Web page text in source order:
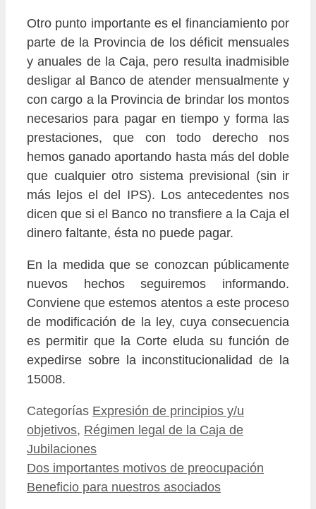
Otro punto importante es el financiamiento por
parte de la Provincia de los déficit mensuales
y anuales de la Caja, pero resulta inadmisible
desligar al Banco de atender mensualmente y
con cargo a la Provincia de brindar los montos
necesarios para pagar en tiempo y forma las
prestaciones, que con todo derecho nos
hemos ganado aportando hasta más del doble
que cualquier otro sistema previsional (sin ir
más lejos el del IPS). Los antecedentes nos
dicen que si el Banco no transfiere a la Caja el
dinero faltante, ésta no puede pagar.
En la medida que se conozcan públicamente
nuevos hechos seguiremos informando.
Conviene que estemos atentos a este proceso
de modificación de la ley, cuya consecuencia
es permitir que la Corte eluda su función de
expedirse sobre la inconstitucionalidad de la
15008.
Categorías Expresión de principios y/u
objetivos, Régimen legal de la Caja de
Jubilaciones
Dos importantes motivos de preocupación
Beneficio para nuestros asociados